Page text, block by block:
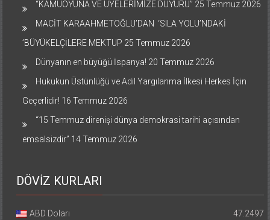
“KAMUOYUNA VE ÜYELERİMİZE DUYURU” 25 Temmuz 2026
MACİT KARAAHMETOĞLU’DAN ‘SILA YOLU’NDAKİ
’BÜYÜKELÇİLERE MEKTUP 25 Temmuz 2026
Dünyanın en büyüğü İspanya! 20 Temmuz 2026
Hukukun Üstünlüğü ve Adil Yargılanma İlkesi Herkes İçin
Geçerlidir! 16 Temmuz 2026
“15 Temmuz direnişi dünya demokrasi tarihi açısından
emsalsizdir” 14 Temmuz 2026
DÖVİZ KURLARI
ABD Doları
47.2497